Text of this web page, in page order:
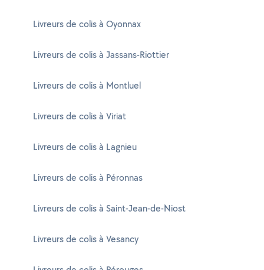
Livreurs de colis à Oyonnax
Livreurs de colis à Jassans-Riottier
Livreurs de colis à Montluel
Livreurs de colis à Viriat
Livreurs de colis à Lagnieu
Livreurs de colis à Péronnas
Livreurs de colis à Saint-Jean-de-Niost
Livreurs de colis à Vesancy